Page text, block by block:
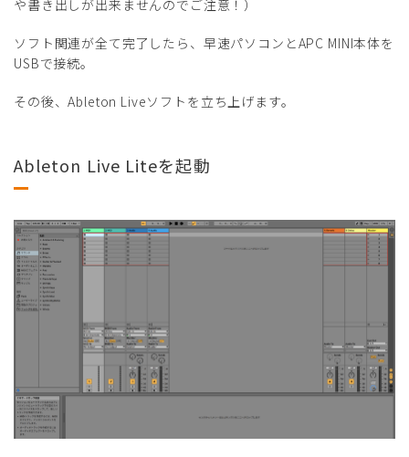
や書き出しが出来ませんのでご注意！）
ソフト関連が全て完了したら、早速パソコンとAPC MINI本体を
USBで接続。
その後、Ableton Liveソフトを立ち上げます。
Ableton Live Liteを起動